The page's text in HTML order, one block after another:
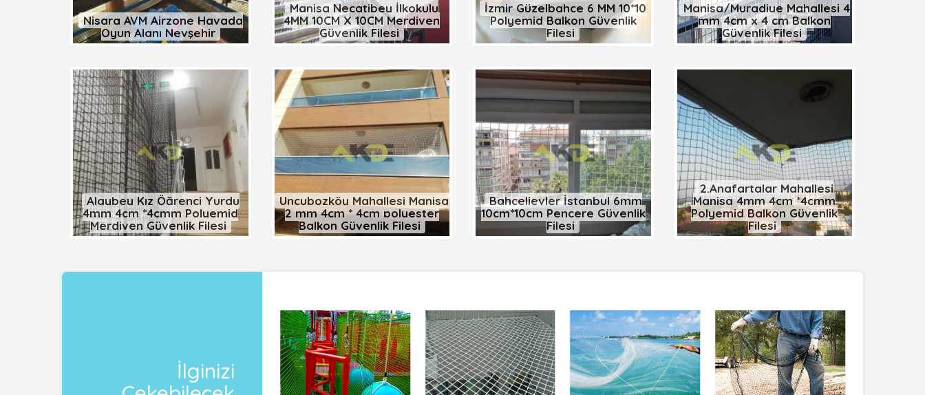
Nisara AVM Airzone Havada
Oyun Alanı Nevşehir
Manisa Necatibey İlkokulu
4MM 10CM X 10CM Merdiven
Güvenlik Filesi
İzmir Güzelbahçe 6 MM 10*10
Polyemid Balkon Güvenlik
Filesi
Manisa/Muradiye Mahallesi 4
mm 4cm x 4 cm Balkon
Güvenlik Filesi
Alaybey Kız Öğrenci Yurdu
4mm 4cm *4cmm Polyemid
Merdiven Güvenlik Filesi
Uncubozköy Mahallesi Manisa
2 mm 4cm * 4cm polyester
Balkon Güvenlik Filesi
Bahçelievler İstanbul 6mm
10cm*10cm Pencere Güvenlik
Filesi
2.Anafartalar Mahallesi
Manisa 4mm 4cm *4cmm
Polyemid Balkon Güvenlik
Filesi
İlginizi